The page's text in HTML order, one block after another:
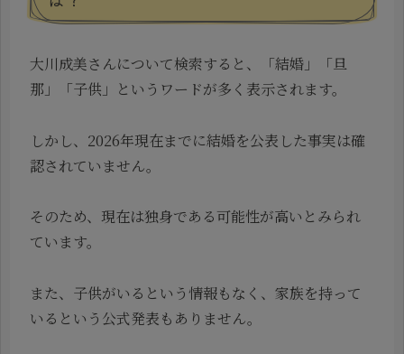
大川成美さんについて検索すると、「結婚」「旦
那」「子供」というワードが多く表示されます。
しかし、2026年現在までに結婚を公表した事実は確
認されていません。
そのため、現在は独身である可能性が高いとみられ
ています。
また、子供がいるという情報もなく、家族を持って
いるという公式発表もありません。